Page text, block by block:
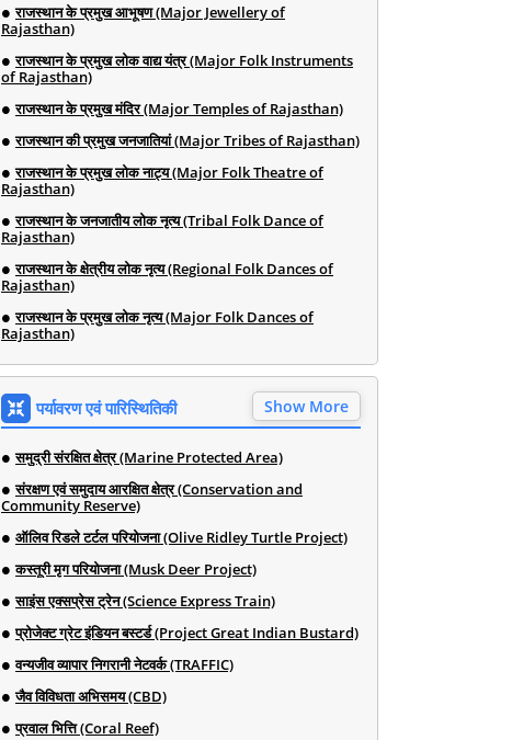
राजस्थान के प्रमुख आभूषण (Major Jewellery of
Rajasthan)
राजस्थान के प्रमुख लोक वाद्य यंत्र (Major Folk Instruments
of Rajasthan)
राजस्थान के प्रमुख मंदिर (Major Temples of Rajasthan)
राजस्थान की प्रमुख जनजातियां (Major Tribes of Rajasthan)
राजस्थान के प्रमुख लोक नाट्य (Major Folk Theatre of
Rajasthan)
राजस्थान के जनजातीय लोक नृत्य (Tribal Folk Dance of
Rajasthan)
राजस्थान के क्षेत्रीय लोक नृत्य (Regional Folk Dances of
Rajasthan)
राजस्थान के प्रमुख लोक नृत्य (Major Folk Dances of
Rajasthan)
पर्यावरण एवं पारिस्थितिकी Show More
समुद्री संरक्षित क्षेत्र (Marine Protected Area)
संरक्षण एवं समुदाय आरक्षित क्षेत्र (Conservation and
Community Reserve)
ऑलिव रिडले टर्टल परियोजना (Olive Ridley Turtle Project)
कस्तूरी मृग परियोजना (Musk Deer Project)
साइंस एक्सप्रेस ट्रेन (Science Express Train)
प्रोजेक्ट ग्रेट इंडियन बस्टर्ड (Project Great Indian Bustard)
वन्यजीव व्यापार निगरानी नेटवर्क (TRAFFIC)
जैव विविधता अभिसमय (CBD)
प्रवाल भित्ति (Coral Reef)